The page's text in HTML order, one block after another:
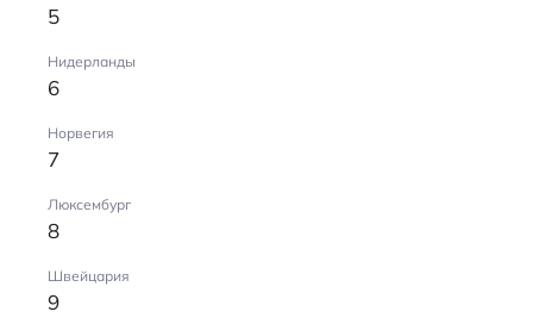
5
Нидерланды
6
Норвегия
7
Люксембург
8
Швейцария
9